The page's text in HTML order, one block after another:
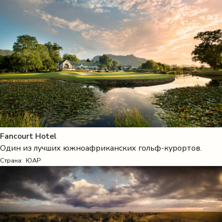
Fancourt Hotel
Один из лучших южноафриканских гольф-курортов.
Страна: ЮАР